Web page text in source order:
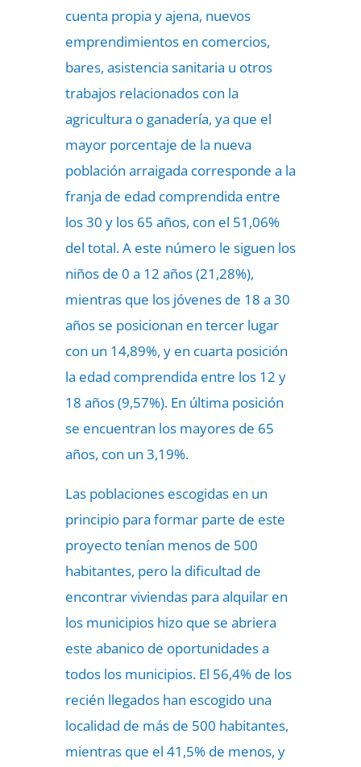
cuenta propia y ajena, nuevos
emprendimientos en comercios,
bares, asistencia sanitaria u otros
trabajos relacionados con la
agricultura o ganadería, ya que el
mayor porcentaje de la nueva
población arraigada corresponde a la
franja de edad comprendida entre
los 30 y los 65 años, con el 51,06%
del total. A este número le siguen los
niños de 0 a 12 años (21,28%),
mientras que los jóvenes de 18 a 30
años se posicionan en tercer lugar
con un 14,89%, y en cuarta posición
la edad comprendida entre los 12 y
18 años (9,57%). En última posición
se encuentran los mayores de 65
años, con un 3,19%.
Las poblaciones escogidas en un
principio para formar parte de este
proyecto tenían menos de 500
habitantes, pero la dificultad de
encontrar viviendas para alquilar en
los municipios hizo que se abriera
este abanico de oportunidades a
todos los municipios. El 56,4% de los
recién llegados han escogido una
localidad de más de 500 habitantes,
mientras que el 41,5% de menos, y